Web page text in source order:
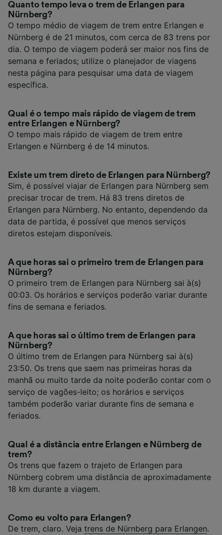
Quanto tempo leva o trem de Erlangen para
Nürnberg?
O tempo médio de viagem de trem entre Erlangen e
Nürnberg é de 21 minutos, com cerca de 83 trens por
dia. O tempo de viagem poderá ser maior nos fins de
semana e feriados; utilize o planejador de viagens
nesta página para pesquisar uma data de viagem
específica.
Qual é o tempo mais rápido de viagem de trem
entre Erlangen e Nürnberg?
O tempo mais rápido de viagem de trem entre
Erlangen e Nürnberg é de 14 minutos.
Existe um trem direto de Erlangen para Nürnberg?
Sim, é possível viajar de Erlangen para Nürnberg sem
precisar trocar de trem. Há 83 trens diretos de
Erlangen para Nürnberg. No entanto, dependendo da
data de partida, é possível que menos serviços
diretos estejam disponíveis.
A que horas sai o primeiro trem de Erlangen para
Nürnberg?
O primeiro trem de Erlangen para Nürnberg sai à(s)
00:03. Os horários e serviços poderão variar durante
fins de semana e feriados.
A que horas sai o último trem de Erlangen para
Nürnberg?
O último trem de Erlangen para Nürnberg sai à(s)
23:50. Os trens que saem nas primeiras horas da
manhã ou muito tarde da noite poderão contar com o
serviço de vagões-leito; os horários e serviços
também poderão variar durante fins de semana e
feriados.
Qual é a distância entre Erlangen e Nürnberg de
trem?
Os trens que fazem o trajeto de Erlangen para
Nürnberg cobrem uma distância de aproximadamente
18 km durante a viagem.
Como eu volto para Erlangen?
De trem, claro. Veja trens de Nürnberg para Erlangen.